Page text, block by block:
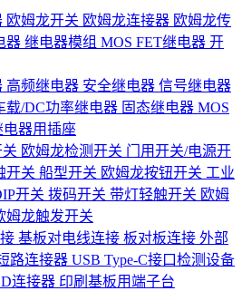
欧姆龙开关 欧姆龙连接器 欧姆龙传
器 继电器模组 MOS FET继电器 开
高频继电器 安全继电器 信号继电器
载/DC功率继电器 固态继电器 MOS
电器用插座
欧姆龙检测开关 门用开关/电源开
开关 船型开关 欧姆龙按钮开关 工业
开关 拨码开关 带灯轻触开关 欧姆
姆龙触发开关
基板对电线连接 板对板连接 外部
路连接器 USB Type-C接口检测设备
连接器 印刷基板用端子台